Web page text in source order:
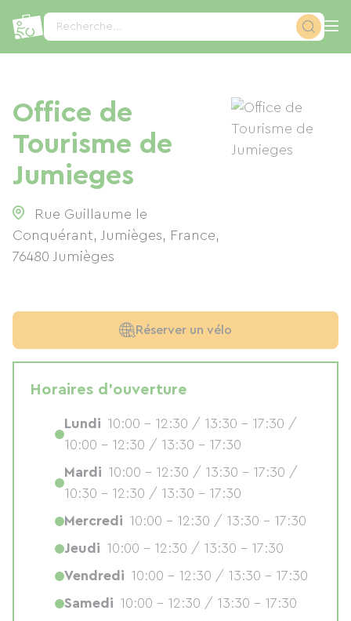
Recherche...
Office de
Tourisme de
Jumieges
Rue Guillaume le
Conquérant, Jumièges, France,
76480 Jumièges
Réserver un vélo
Horaires d'ouverture
Lundi 10:00 - 12:30 / 13:30 - 17:30 /
10:00 - 12:30 / 13:30 - 17:30
Mardi 10:00 - 12:30 / 13:30 - 17:30 /
10:30 - 12:30 / 13:30 - 17:30
Mercredi 10:00 - 12:30 / 13:30 - 17:30
Jeudi 10:00 - 12:30 / 13:30 - 17:30
Vendredi 10:00 - 12:30 / 13:30 - 17:30
Samedi 10:00 - 12:30 / 13:30 - 17:30
Panneau de gestion des cookies